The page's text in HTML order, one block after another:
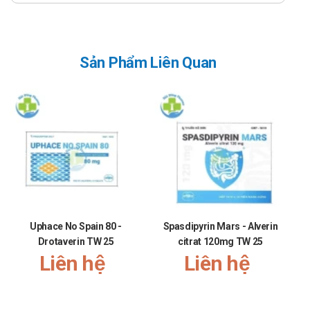
điều trị, chính vì vậy người bệnh không nên ngừng điều trị
Do tác động ban đầu khá chậm (sau 2 - 4 tuần điều trị)
cùng khả năng dung nạp tốt qua đường tiêu hoá nên
Diacerein có thể kết hợp cùng thuốc giảm đau hoặc một
thuốc kháng viêm trong 2 - 4 tuần điều trị đầu tiên.
Cách dùng: Thuốc được sử dụng theo đường uống.
Chống chỉ định cho những bệnh nhân có tiền sử quá mẫn với
thành phần hoặc với bất kỳ tá dược nào của thuốc.
Tác dụng phụ
Sản Phẩm Liên Quan
Uphace No Spain 80 -
Drotaverin TW 25
Liên hệ
Spasdipyrin Mars - Alverin
citrat 120mg TW 25
Liên hệ